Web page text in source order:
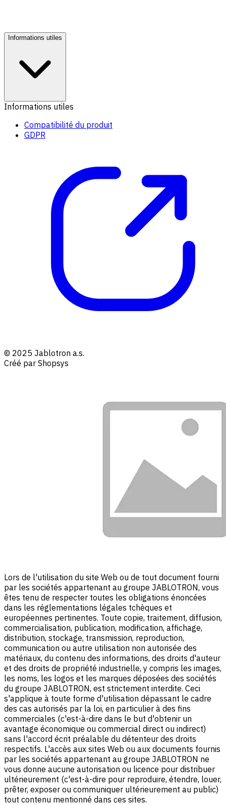
Informations utiles
Informations utiles
Compatibilité du produit
GDPR
© 2025 Jablotron a.s.
Créé par Shopsys
Lors de l'utilisation du site Web ou de tout document fourni
par les sociétés appartenant au groupe JABLOTRON, vous
êtes tenu de respecter toutes les obligations énoncées
dans les réglementations légales tchèques et
européennes pertinentes. Toute copie, traitement, diffusion,
commercialisation, publication, modification, affichage,
distribution, stockage, transmission, reproduction,
communication ou autre utilisation non autorisée des
matériaux, du contenu des informations, des droits d'auteur
et des droits de propriété industrielle, y compris les images,
les noms, les logos et les marques déposées des sociétés
du groupe JABLOTRON, est strictement interdite. Ceci
s'applique à toute forme d'utilisation dépassant le cadre
des cas autorisés par la loi, en particulier à des fins
commerciales (c'est-à-dire dans le but d'obtenir un
avantage économique ou commercial direct ou indirect)
sans l'accord écrit préalable du détenteur des droits
respectifs. L'accès aux sites Web ou aux documents fournis
par les sociétés appartenant au groupe JABLOTRON ne
vous donne aucune autorisation ou licence pour distribuer
ultérieurement (c'est-à-dire pour reproduire, étendre, louer,
prêter, exposer ou communiquer ultérieurement au public)
tout contenu mentionné dans ces sites.